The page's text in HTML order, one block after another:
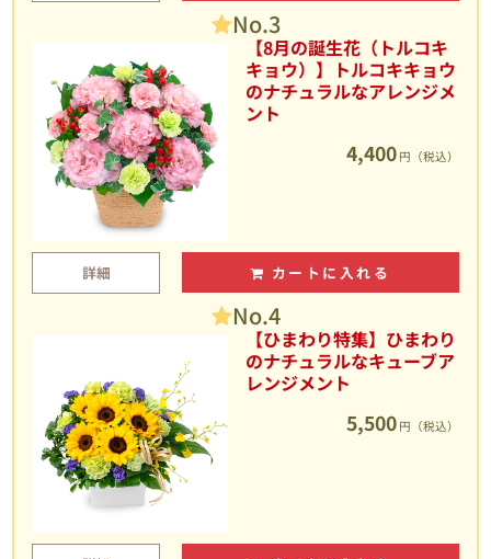
No.3
【8月の誕生花（トルコキ
キョウ）】トルコキキョウ
のナチュラルなアレンジメ
ント
4,400 円（税込）
詳細 カートに入れる
No.4
【ひまわり特集】ひまわり
のナチュラルなキューブア
レンジメント
5,500 円（税込）